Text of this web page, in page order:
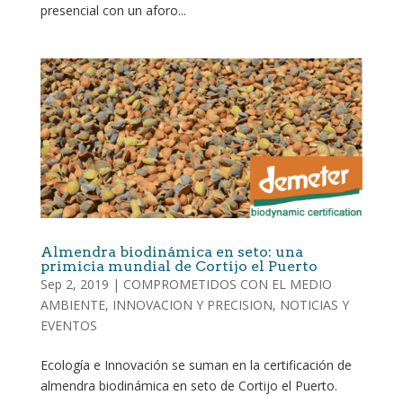
presencial con un aforo...
Almendra biodinámica en seto: una
primicia mundial de Cortijo el Puerto
Sep 2, 2019 | COMPROMETIDOS CON EL MEDIO
AMBIENTE, INNOVACION Y PRECISION, NOTICIAS Y
EVENTOS
Ecología e Innovación se suman en la certificación de
almendra biodinámica en seto de Cortijo el Puerto.